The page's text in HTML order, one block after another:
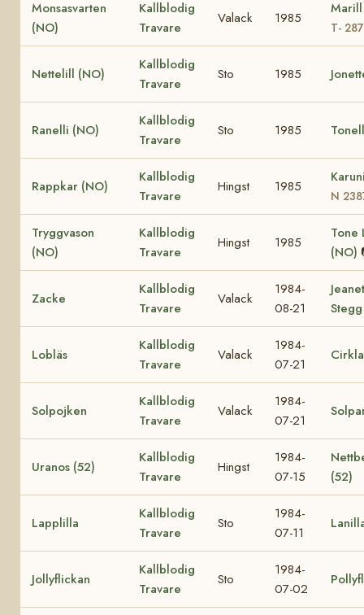
Monsasvarten
(NO)
Kallblodig
Travare
Valack 1985
T-
Nettelill (NO)
Kallblodig
Travare
Sto 1985
Ranelli (NO)
Kallblodig
Travare
Sto 1985
Rappkar (NO)
Kallblodig
Travare
Hingst 1985
N
Tryggvason
(NO)
Kallblodig
Travare
Hingst 1985
Tone
(NO)
Zacke
Kallblodig
Travare
Valack
1984-
08-21
Stegg
Lobläs
Kallblodig
Travare
Valack
1984-
07-21
Cirkla
Solpojken
Kallblodig
Travare
Valack
1984-
07-21
Uranos (52)
Kallblodig
Travare
Hingst
1984-
07-15
(52)
Lapplilla
Kallblodig
Travare
Sto
1984-
07-11
Jollyflickan
Kallblodig
Travare
Sto
1984-
07-02